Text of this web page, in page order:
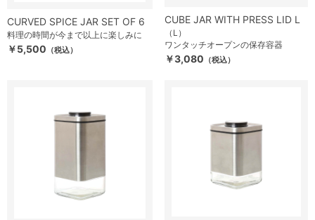
CURVED SPICE JAR SET OF 6
料理の時間が今まで以上に楽しみに
￥5,500 （税込）
CUBE JAR WITH PRESS LID L
（L）
ワンタッチオープンの保存容器
￥3,080 （税込）